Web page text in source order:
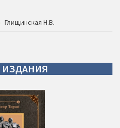
Глищинская Н.В.
ИЗДАНИЯ